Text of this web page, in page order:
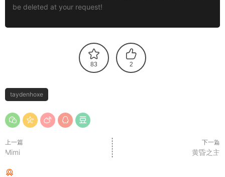
be deleted at your request!
83 2
taydenhoxe
上一篇
Mimi
下一篇
黄昏之主